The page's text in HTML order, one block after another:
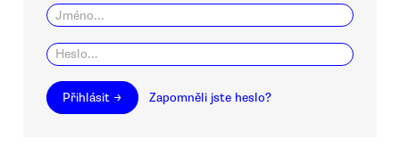
Přihlásit → Zapomněli jste heslo?